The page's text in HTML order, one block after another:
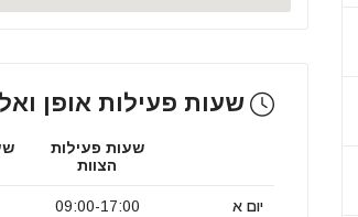
שעות פעילות אופן
שעות פעילות
הצוות
יום א 09:00-17:00